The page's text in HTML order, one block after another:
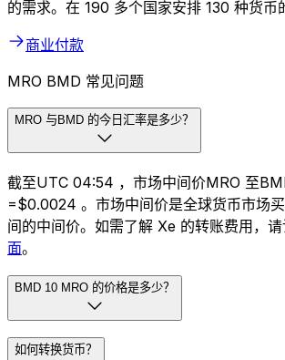
的需求。在 190 多个国家安排 130 种货币
商业付款
MRO BMD 常见问题
MRO 与BMD 的今日汇率是多少？
截至UTC 04:54 ，市场中间价MRO 至
=$0.0024 。市场中间价是全球货币市场
间的中间价。如需了解 Xe 的转账费用，
面。
BMD 10 MRO 的价格是多少？
如何转换货币？